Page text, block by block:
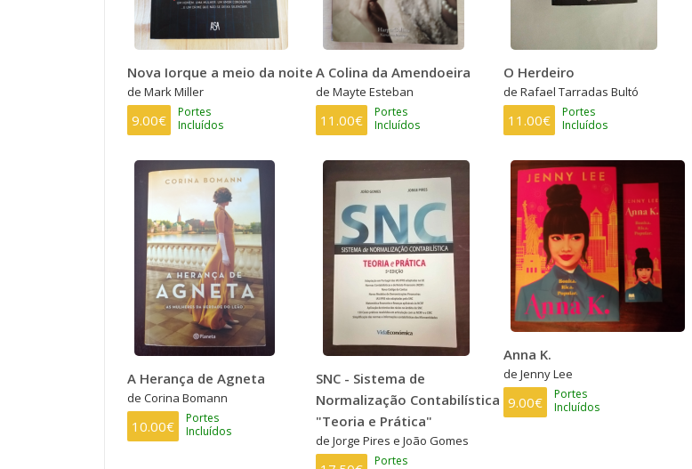
Nova Iorque a meio da noite
de Mark Miller
9.00€
Portes
Incluídos
A Colina da Amendoeira
de Mayte Esteban
11.00€
Portes
Incluídos
O Herdeiro
de Rafael Tarradas Bultó
11.00€
Portes
Incluídos
A Herança de Agneta
de Corina Bomann
10.00€
Portes
Incluídos
SNC - Sistema de
Normalização Contabilística
"Teoria e Prática"
de Jorge Pires e João Gomes
Portes
Anna K.
de Jenny Lee
9.00€
Portes
Incluídos